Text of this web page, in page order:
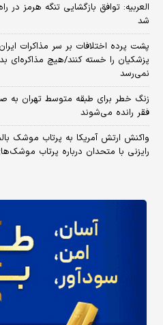
شد
پشت پرده اختلافات بر سر مذاکرات
پزشکیان را خسته کنند/هیچ مذاکره‌ای
نمی‌رسد
زنگ خطر برای طبقه متوسط تهران به
فقر رانده می‌شوند
واکنش ارتش آمریکا به پرتاب موشک
رایزنی با متحدان درباره پرتاب